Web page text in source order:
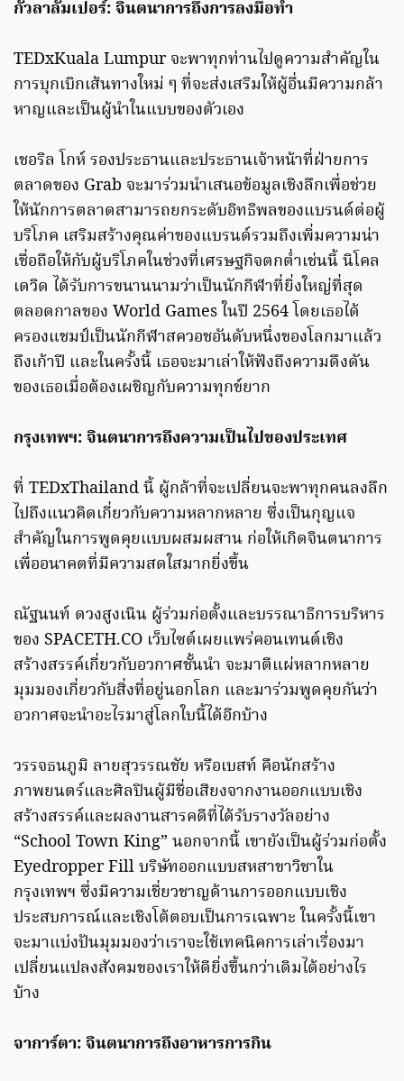
กัวลาลัมเปอร์: จินตนาการถึงการลงมือทำ
TEDxKuala Lumpur จะพาทุกท่านไปดูความสำคัญใน
การบุกเบิกเส้นทางใหม่ ๆ ที่จะส่งเสริมให้ผู้อื่นมีความกล้า
หาญและเป็นผู้นำในแบบของตัวเอง
เชอริล โกห์ รองประธานและประธานเจ้าหน้าที่ฝ่ายการ
ตลาดของ Grab จะมาร่วมนำเสนอข้อมูลเชิงลึกเพื่อช่วย
ให้นักการตลาดสามารถยกระดับอิทธิพลของแบรนด์ต่อผู้
บริโภค เสริมสร้างคุณค่าของแบรนด์รวมถึงเพิ่มความน่า
เชื่อถือให้กับผู้บริโภคในช่วงที่เศรษฐกิจตกต่ำเช่นนี้ นิโคล
เดวิด ได้รับการขนานนามว่าเป็นนักกีฬาที่ยิ่งใหญ่ที่สุด
ตลอดกาลของ World Games ในปี 2564 โดยเธอได้
ครองแชมป์เป็นนักกีฬาสควอชอันดับหนึ่งของโลกมาแล้ว
ถึงเก้าปี และในครั้งนี้ เธอจะมาเล่าให้ฟังถึงความดึงดัน
ของเธอเมื่อต้องเผชิญกับความทุกข์ยาก
กรุงเทพฯ: จินตนาการถึงความเป็นไปของประเทศ
ที่ TEDxThailand นี้ ผู้กล้าที่จะเปลี่ยนจะพาทุกคนลงลึก
ไปถึงแนวคิดเกี่ยวกับความหลากหลาย ซึ่งเป็นกุญแจ
สำคัญในการพูดคุยแบบผสมผสาน ก่อให้เกิดจินตนาการ
เพื่ออนาคตที่มีความสดใสมากยิ่งขึ้น
ณัฐนนท์ ดวงสูงเนิน ผู้ร่วมก่อตั้งและบรรณาธิการบริหาร
ของ SPACETH.CO เว็บไซต์เผยแพร่คอนเทนต์เชิง
สร้างสรรค์เกี่ยวกับอวกาศชั้นนำ จะมาตีแผ่หลากหลาย
มุมมองเกี่ยวกับสิ่งที่อยู่นอกโลก และมาร่วมพูดคุยกันว่า
อวกาศจะนำอะไรมาสู่โลกใบนี้ได้อีกบ้าง
วรรจธนภูมิ ลายสุวรรณชัย หรือเบสท์ คือนักสร้าง
ภาพยนตร์และศิลปินผู้มีชื่อเสียงจากงานออกแบบเชิง
สร้างสรรค์และผลงานสารคดีที่ได้รับรางวัลอย่าง
“School Town King” นอกจากนี้ เขายังเป็นผู้ร่วมก่อตั้ง
Eyedropper Fill บริษัทออกแบบสหสาขาวิชาใน
กรุงเทพฯ ซึ่งมีความเชี่ยวชาญด้านการออกแบบเชิง
ประสบการณ์และเชิงโต้ตอบเป็นการเฉพาะ ในครั้งนี้เขา
จะมาแบ่งปันมุมมองว่าเราจะใช้เทคนิคการเล่าเรื่องมา
เปลี่ยนแปลงสังคมของเราให้ดียิ่งขึ้นกว่าเดิมได้อย่างไร
บ้าง
จาการ์ตา: จินตนาการถึงอาหารการกิน